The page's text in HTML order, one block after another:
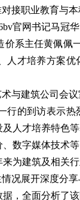
接职业教育与
官网书记马冠
系主任黄佩佩
人才培养方案
与建筑公司会
行的到访表示
人才培养特色
数字媒体技术
为建筑及相关
况展开深度分
，全面分析了